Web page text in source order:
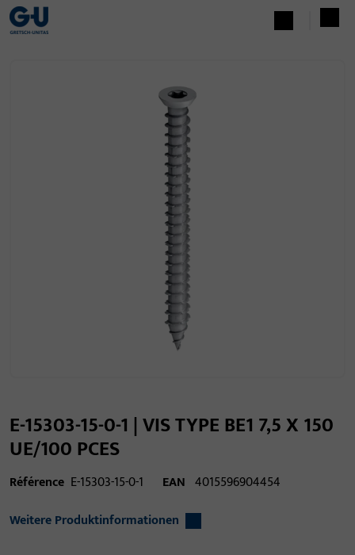
E-15303-15-0-1 | VIS TYPE BE1 7,5 X 150
UE/100 PCES
Référence E-15303-15-0-1 EAN 4015596904454
Weitere Produktinformationen